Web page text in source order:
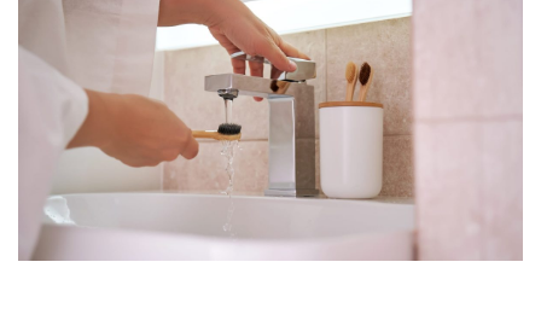
spreco
d’acqua
durante
lavaggio